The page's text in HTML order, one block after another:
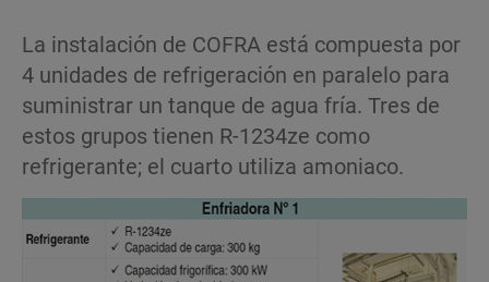
La instalación de COFRA está compuesta por
4 unidades de refrigeración en paralelo para
suministrar un tanque de agua fría. Tres de
estos grupos tienen R-1234ze como
refrigerante; el cuarto utiliza amoniaco.